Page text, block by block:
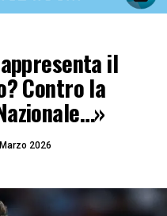
il
Contro la
2026